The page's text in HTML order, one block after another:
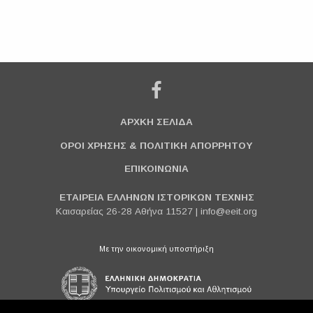
ΑΡΧΚΗ ΣΕΛΙΔΑ
ΟΡΟΙ ΧΡΗΣΗΣ & ΠΟΛΙΤΙΚΗ ΑΠΟΡΡΗΤΟΥ
ΕΠΙΚΟΙΝΩΝΙΑ
ΕΤΑΙΡΕΙΑ ΕΛΛΗΝΩΝ ΙΣΤΟΡΙΚΩΝ ΤΕΧΝΗΣ
Καισαρείας 26-28 Αθήνα 11527 | info@eeit.org
Με την οικονομική υποστήριξη